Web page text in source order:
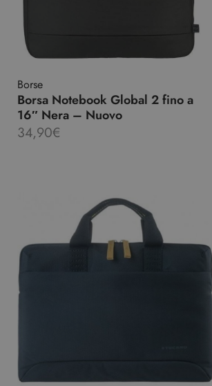
Borse
Borsa Notebook Global 2 fino a
16″ Nera – Nuovo
34,90€